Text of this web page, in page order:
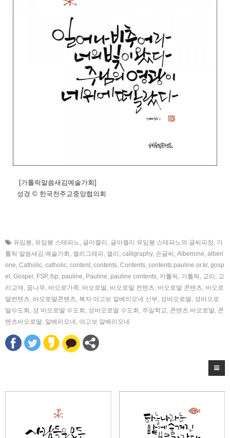
[가톨릭말씀새김예술가회]
성경 © 한국천주교중앙협의회
유임봉, 유임봉 스테파노, 글아캘리 , 글아캘리 유임봉 스테파노의 글씨피정 , 가
톨릭 말씀새김 예술가회 , 캘리그래피 , 캘리 , calligraphy, 손글씨 , Alberione, alberi
one, Catholic, catholic, content, contents, Contents, contents.pauline.or.kr, gosp
el , Gospel , FSP, fsp, pauline, Pauline, pauline contents, 카톨릭 , 가톨릭 , 교리 , 교
리교재 , 꿈나무, 바오로가족, 바오로딸, 바오로딸 컨텐츠, 바오로딸 콘텐츠, 바오로
딸컨텐츠, 바오로딸콘텐츠, 복자 야고보 알베리오네 신부, 성바오로딸, 성바오로
딸수도회 , 성 바오로딸 수도회 , 성바오로딸 수도회 , 주일학교, 콘텐츠 바오로딸, 콘
텐츠바오로딸, 알베리오네 , 야고보 알베리오네